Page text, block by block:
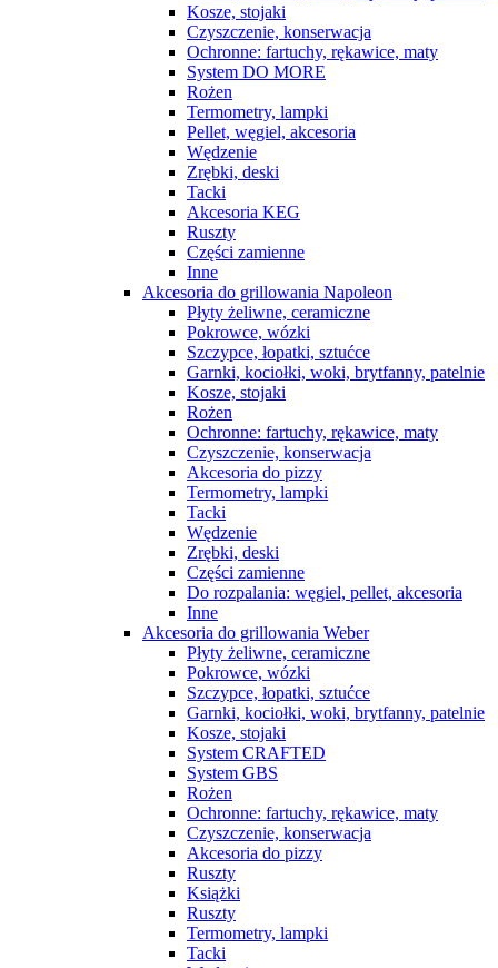
Kosze, stojaki
Czyszczenie, konserwacja
Ochronne: fartuchy, rękawice, maty
System DO MORE
Rożen
Termometry, lampki
Pellet, węgiel, akcesoria
Wędzenie
Zrębki, deski
Tacki
Akcesoria KEG
Ruszty
Części zamienne
Inne
Akcesoria do grillowania Napoleon
Płyty żeliwne, ceramiczne
Pokrowce, wózki
Szczypce, łopatki, sztućce
Garnki, kociołki, woki, brytfanny, patelnie
Kosze, stojaki
Rożen
Ochronne: fartuchy, rękawice, maty
Czyszczenie, konserwacja
Akcesoria do pizzy
Termometry, lampki
Tacki
Wędzenie
Zrębki, deski
Części zamienne
Do rozpalania: węgiel, pellet, akcesoria
Inne
Akcesoria do grillowania Weber
Płyty żeliwne, ceramiczne
Pokrowce, wózki
Szczypce, łopatki, sztućce
Garnki, kociołki, woki, brytfanny, patelnie
Kosze, stojaki
System CRAFTED
System GBS
Rożen
Ochronne: fartuchy, rękawice, maty
Czyszczenie, konserwacja
Akcesoria do pizzy
Ruszty
Książki
Ruszty
Termometry, lampki
Tacki